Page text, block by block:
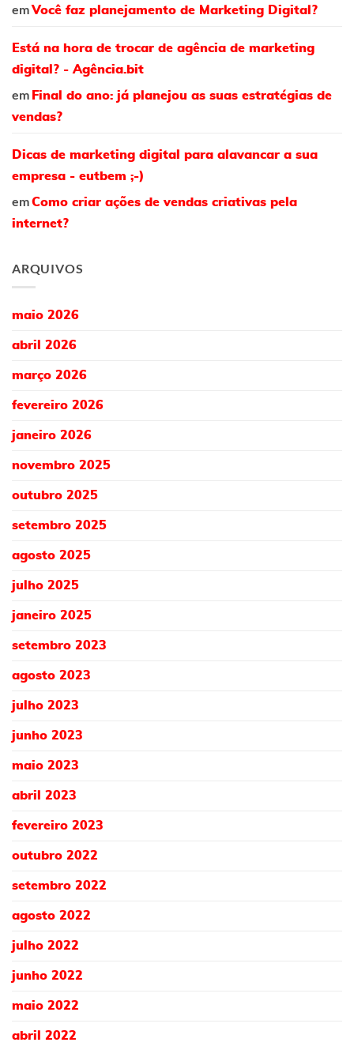
emVocê faz planejamento de Marketing Digital?
Está na hora de trocar de agência de marketing
digital? - Agência.bit
em Final do ano: já planejou as suas estratégias de
vendas?
Dicas de marketing digital para alavancar a sua
empresa - eutbem ;-)
emComo criar ações de vendas criativas pela
internet?
ARQUIVOS
maio 2026
abril 2026
março 2026
fevereiro 2026
janeiro 2026
novembro 2025
outubro 2025
setembro 2025
agosto 2025
julho 2025
janeiro 2025
setembro 2023
agosto 2023
julho 2023
junho 2023
maio 2023
abril 2023
fevereiro 2023
outubro 2022
setembro 2022
agosto 2022
julho 2022
junho 2022
maio 2022
abril 2022